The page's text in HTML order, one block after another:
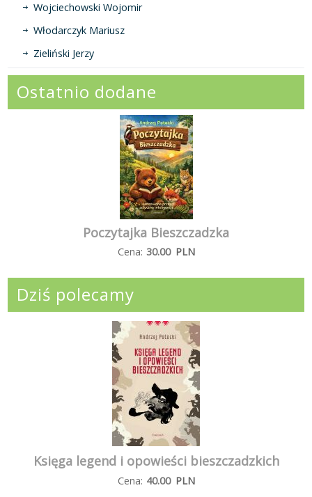
Wojciechowski Wojomir
Włodarczyk Mariusz
Zieliński Jerzy
Ostatnio dodane
Poczytajka Bieszczadzka
Cena: 30.00 PLN
Dziś polecamy
Księga legend i opowieści bieszczadzkich
Cena: 40.00 PLN